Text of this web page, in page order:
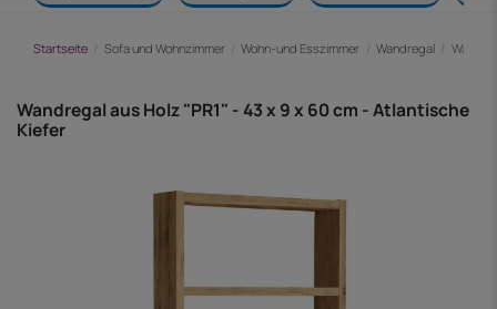
Startseite Sofa und Wohnzimmer Wohn-und Esszimmer Wandregal
Wandregal aus Holz "PR1" - 43 x 9 x 60 cm - Atlantische
Kiefer